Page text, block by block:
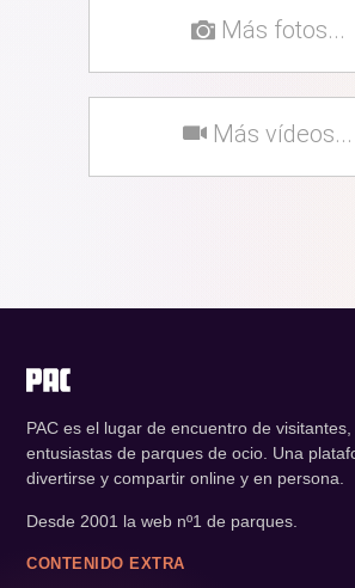
Más fotos...
Más vídeos...
PAC es el lugar de encuentro de
entusiastas de parques de ocio. Una
divertirse y compartir online y en persona.
Desde 2001 la web nº1 de parques.
CONTENIDO EXTRA